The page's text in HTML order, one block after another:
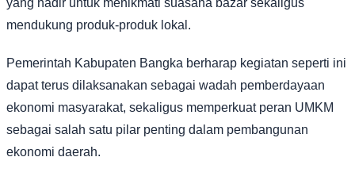
mendukung produk-produk lokal.
Pemerintah Kabupaten Bangka berharap kegiatan seperti ini
dapat terus dilaksanakan sebagai wadah pemberdayaan
ekonomi masyarakat, sekaligus memperkuat peran UMKM
sebagai salah satu pilar penting dalam pembangunan
ekonomi daerah.